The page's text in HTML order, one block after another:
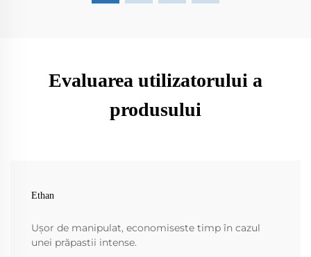
Evaluarea utilizatorului a
produsului
Ethan
Ușor de manipulat, economiseste timp în cazul
unei prăpastii intense.